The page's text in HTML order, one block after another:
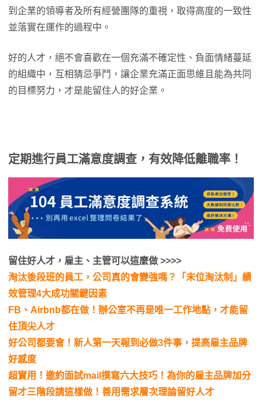
到企業的領導者及所有經營團隊的重視，取得高度的一致性
並落實在運作的過程中。
好的人才，絕不會喜歡在一個充滿不確定性、負面情緒蔓延
的組織中，互相猜忌爭鬥，讓企業充滿正面思維且能為共同
的目標努力，才是能留住人的好企業。
定期進行員工滿意度調查，有效降低離職率！
留住好人才，雇主、主管可以這麼做 >>>>
淘汰後段班的員工，公司真的會變強嗎？「末位淘汰制」績
效管理4大成功關鍵因素
FB、Airbnb都在做！辦公室不再是唯一工作地點，才能留
住頂尖人才
好公司都要會！新人第一天報到必做3件事，提高雇主品牌
好感度
超實用！邀約面試mail撰寫六大技巧！為你的雇主品牌加分
留才三階段請這樣做！善用需求層次理論留好人才